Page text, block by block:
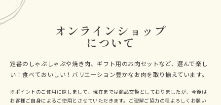
オンラインショップ
について
定番のしゃぶしゃぶや焼き肉、ギフト用のお肉セットなど、選んで楽し
い！食べておいしい！バリエーション豊かなお肉を取り揃えています。
※ポイントのご使用に際しまして、現在までは商品交換としておりましたが、今後は
お客様ご自身によるご使用とさせていただきます。ご理解ご協力の程よろしくお願い